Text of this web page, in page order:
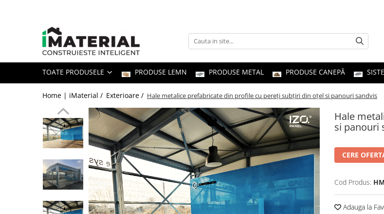
Toate Produsele
Fundație
Structură
TOATE PRODUSELE PRODUSE LEMN PRODUSE METAL PRODUSE CANEPĂ
Home | iMaterial / Exterioare / Hale metalice prefabricate din profile cu pereți subțiri din oțel si panouri sandvis
Hale
si panouri
CERE
Cod Produs:
Adauga la